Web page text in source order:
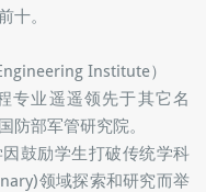
。该学院在US News美
Institute）
专业遥遥领先于其它名
防部军管研究院。
因鼓励学生打破传统学科